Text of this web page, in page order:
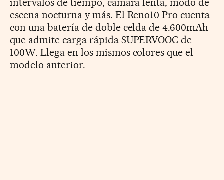
intervalos de tiempo, cámara lenta, modo de
escena nocturna y más. El Reno10 Pro cuenta
con una batería de doble celda de 4.600mAh
que admite carga rápida SUPERVOOC de
100W. Llega en los mismos colores que el
modelo anterior.